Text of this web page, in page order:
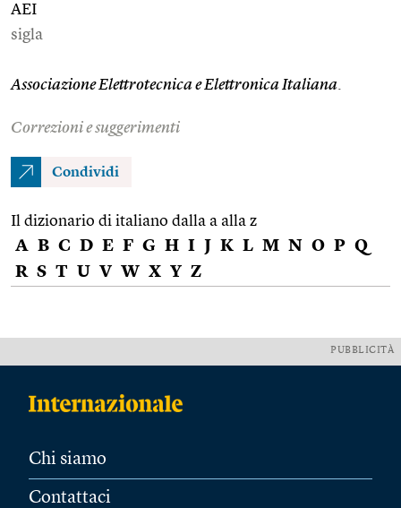
AEI
sigla
Associazione Elettrotecnica e Elettronica Italiana
Correzioni e suggerimenti
Condividi
Il dizionario di italiano dalla a alla z
A B C D E F G H I J K L M N O P Q
R S T U V W X Y Z
PUBBLICITÀ
Chi siamo
Contattaci